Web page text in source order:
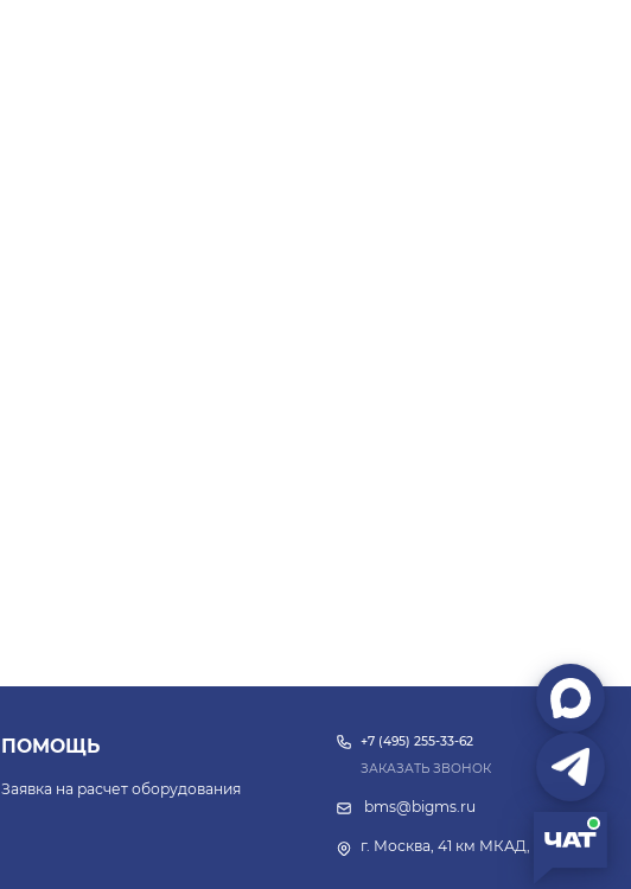
ПОМОЩЬ
Заявка на расчет оборудования
+7 (495) 255-33-62
ЗАКАЗАТЬ ЗВОНОК
bms@bigms.ru
г. Москва, 41 км МКАД, 4с14